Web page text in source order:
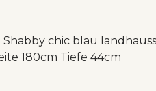
chic blau